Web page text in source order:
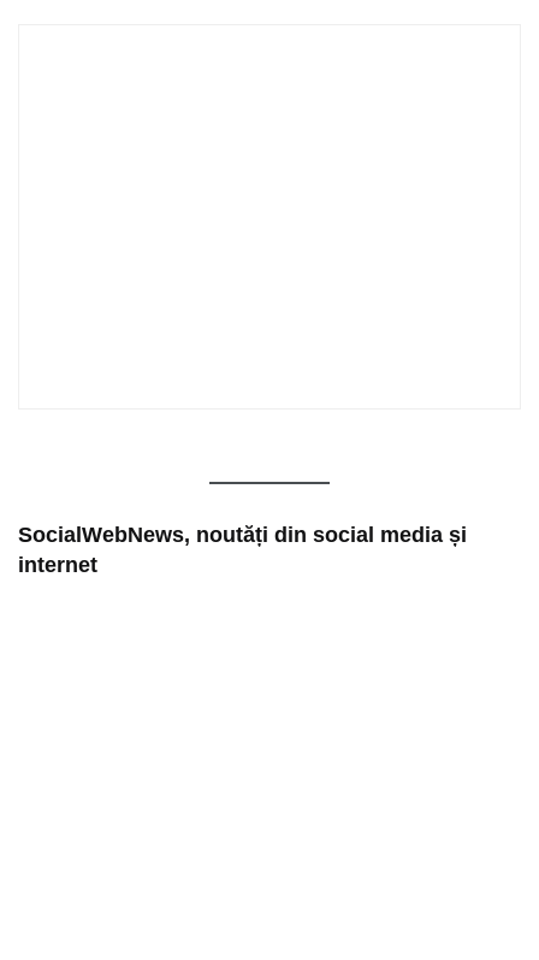
SocialWebNews, noutăți din social media și
internet